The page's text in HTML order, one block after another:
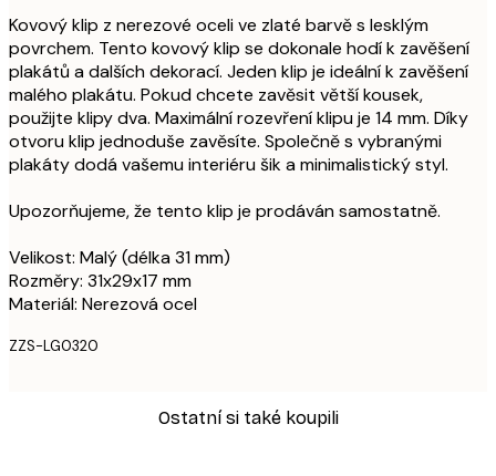
Kovový klip z nerezové oceli ve zlaté barvě s lesklým
povrchem. Tento kovový klip se dokonale hodí k zavěšení
plakátů a dalších dekorací. Jeden klip je ideální k zavěšení
malého plakátu. Pokud chcete zavěsit větší kousek,
použijte klipy dva. Maximální rozevření klipu je 14 mm. Díky
otvoru klip jednoduše zavěsíte. Společně s vybranými
plakáty dodá vašemu interiéru šik a minimalistický styl.
Upozorňujeme, že tento klip je prodáván samostatně.
Velikost: Malý (délka 31 mm)
Rozměry: 31x29x17 mm
Materiál: Nerezová ocel
ZZS-LG0320
Ostatní si také koupili